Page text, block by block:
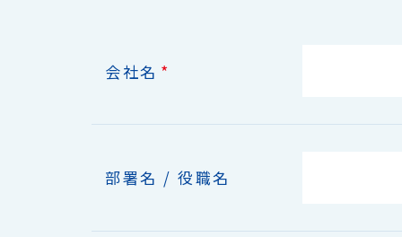
会社名 *
部署名 / 役職名